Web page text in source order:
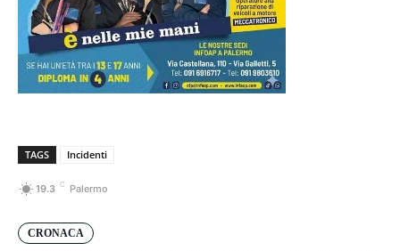
TAGS Incidenti
19.3 C Palermo
CRONACA